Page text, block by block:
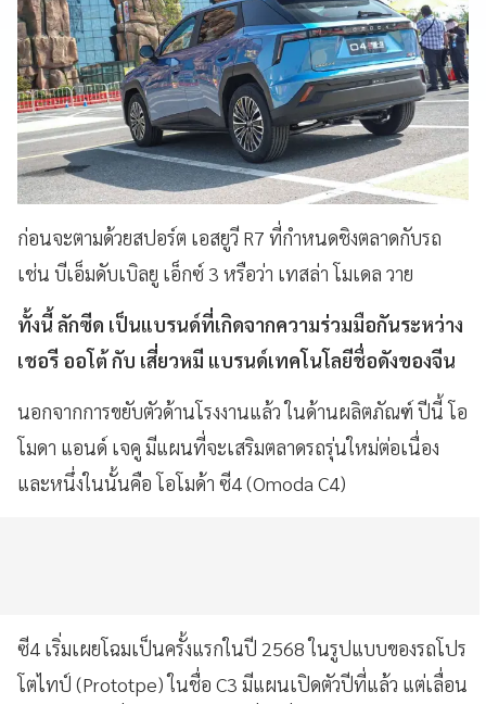
ก่อนจะตามด้วยสปอร์ต เอสยูวี R7 ที่กำหนดชิงตลาดกับรถ
เช่น บีเอ็มดับเบิลยู เอ็กซ์ 3 หรือว่า เทสล่า โมเดล วาย
ทั้งนี้ ลักซีด เป็นแบรนด์ที่เกิดจากความร่วมมือกันระหว่าง
เชอรี ออโต้ กับ เสี่ยวหมี แบรนด์เทคโนโลยีชื่อดังของจีน
นอกจากการขยับตัวด้านโรงงานแล้ว ในด้านผลิตภัณฑ์ ปีนี้ โอ
โมดา แอนด์ เจคู มีแผนที่จะเสริมตลาดรถรุ่นใหม่ต่อเนื่อง
และหนึ่งในนั้นคือ โอโมด้า ซี4 (Omoda C4)
ซี4 เริ่มเผยโฉมเป็นครั้งแรกในปี 2568 ในรูปแบบของรถโปร
โตไทป์ (Prototpe) ในชื่อ C3 มีแผนเปิดตัวปีที่แล้ว แต่เลื่อน